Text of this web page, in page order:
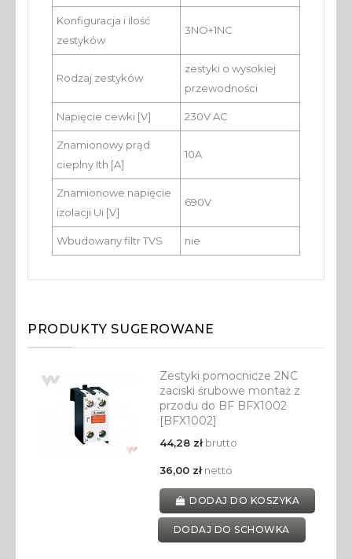
Konfiguracja i ilość
zestyków
3NO+1NC
Rodzaj zestyków
zestyki o wysokiej
przewodności
Napięcie cewki [V] 230V AC
Znamionowy prąd
cieplny Ith [A]
10A
Znamionowe napięcie
izolacji Ui [V]
690V
Wbudowany filtr TVS nie
PRODUKTY SUGEROWANE
Zestyki pomocnicze 2NC
zaciski śrubowe montaż z
przodu do BF BFX1002
[BFX1002]
44,28 złbrutto
36,00 złnetto
DODAJ DO KOSZYKA
DODAJ DO SCHOWKA